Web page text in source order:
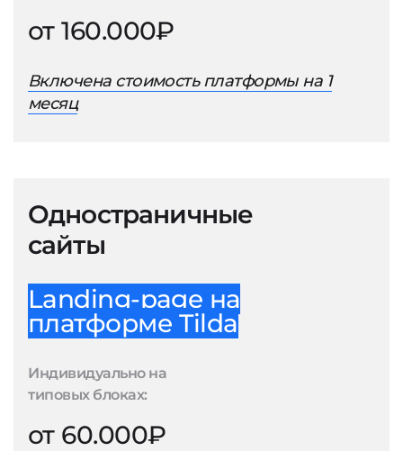
от 160.000₽
Включена стоимость платформы на 1
месяц
Одностраничные
сайты
Landing-page на
платформе Tilda
Индивидуально на
типовых блоках:
от 60.000₽